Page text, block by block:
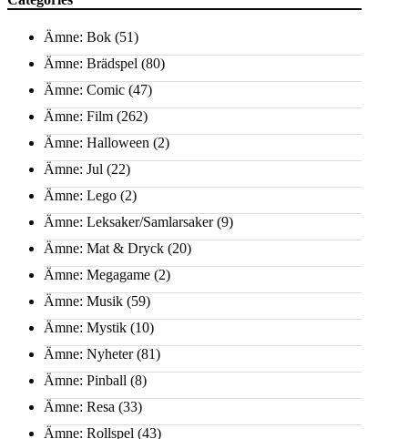
Ämne: Bok (51)
Ämne: Brädspel (80)
Ämne: Comic (47)
Ämne: Film (262)
Ämne: Halloween (2)
Ämne: Jul (22)
Ämne: Lego (2)
Ämne: Leksaker/Samlarsaker(9)
Ämne: Mat & Dryck (20)
Ämne: Megagame (2)
Ämne: Musik (59)
Ämne: Mystik (10)
Ämne: Nyheter(81)
Ämne: Pinball (8)
Ämne: Resa (33)
Ämne: Rollspel (43)